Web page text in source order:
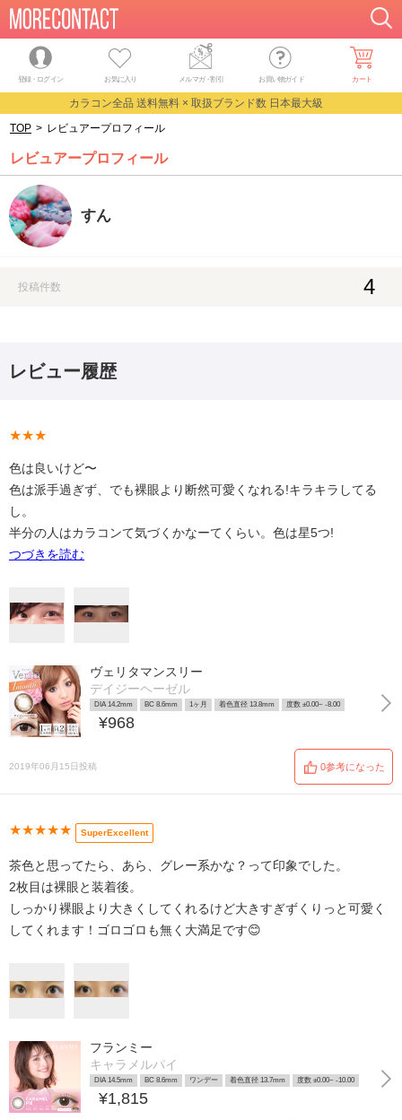
登録・ログイン お気に入り メルマガ・割引 お買い物ガイド カート
カラコン全品 送料無料 × 取扱ブランド数 日本最大級
TOP > レビュアープロフィール
レビュアープロフィール
すん
投稿件数 4
レビュー履歴
★★★
色は良いけど〜
色は派手過ぎず、でも裸眼より断然可愛くなれる!キラキラしてる
し。
半分の人はカラコンて気づくかなーてくらい。色は星5つ!
つづきを読む
ヴェリタマンスリー
デイジーヘーゼル
DIA 14.2mm BC 8.6mm 1ヶ月 着色直径 13.8mm 度数 ±0.00~ -8.00
¥968
2019年06月15日投稿 0参考になった
★★★★★ SuperExcellent
茶色と思ってたら、あら、グレー系かな？って印象でした。
2枚目は裸眼と装着後。
しっかり裸眼より大きくしてくれるけど大きすぎずくりっと可愛く
してくれます！ゴロゴロも無く大満足です😊
フランミー
キャラメルパイ
DIA 14.5mm BC 8.6mm ワンデー 着色直径 13.7mm 度数 ±0.00~ -10.00
¥1,815